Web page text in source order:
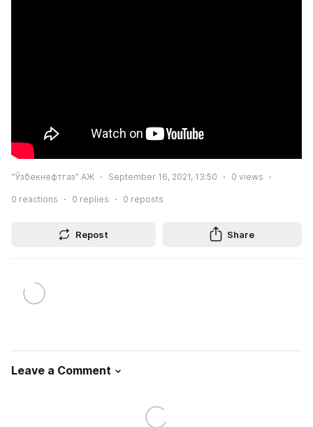
“Ўзбекнефтгаз” АЖ September 16, 2021, 13:50 0 views
0 reactions 0 replies 0 reposts
Repost Share
Leave a Comment